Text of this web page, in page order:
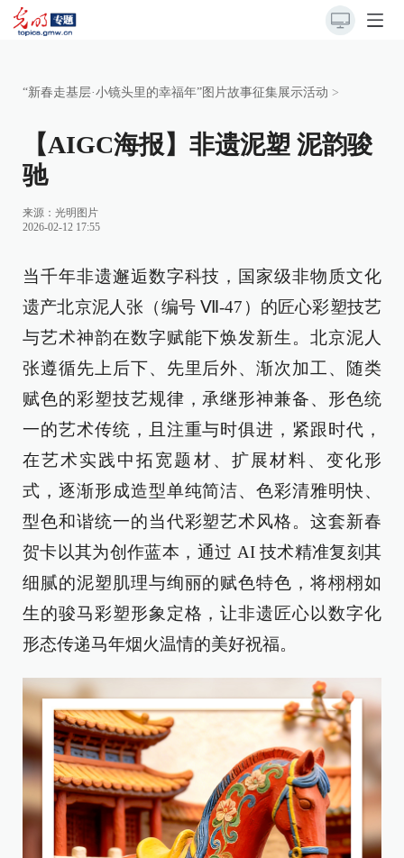
“新春走基层·小镜头里的幸福年”图片故事征集展示活动 >
【AIGC海报】非遗泥塑 泥韵骏
驰
来源： 光明图片
2026-02-12 17:55
当千年非遗邂逅数字科技，国家级非物质文化
遗产北京泥人张（编号 Ⅶ-47）的匠心彩塑技艺
与艺术神韵在数字赋能下焕发新生。北京泥人
张遵循先上后下、先里后外、渐次加工、随类
赋色的彩塑技艺规律，承继形神兼备、形色统
一的艺术传统，且注重与时俱进，紧跟时代，
在艺术实践中拓宽题材、扩展材料、变化形
式，逐渐形成造型单纯简洁、色彩清雅明快、
型色和谐统一的当代彩塑艺术风格。这套新春
贺卡以其为创作蓝本，通过 AI 技术精准复刻其
细腻的泥塑肌理与绚丽的赋色特色，将栩栩如
生的骏马彩塑形象定格，让非遗匠心以数字化
形态传递马年烟火温情的美好祝福。